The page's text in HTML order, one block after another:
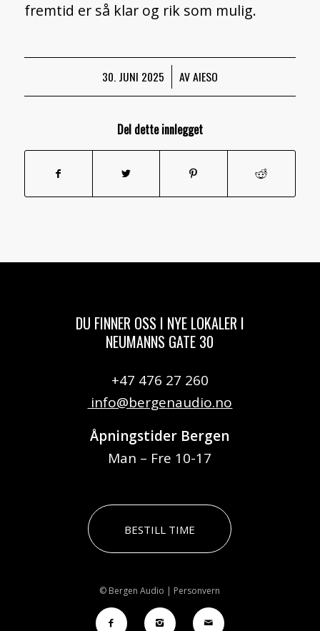
fremtid er så klar og rik som mulig.
30. JUNI 2025
/ AVAIESO
Del dette innlegget
DU FINNER OSS I NYE LOKALER I
NEUMANNS GATE 30
+47 476 27 260
info@bergenaudio.no
Åpningstider Bergen
Man – Fre 10-17
BESTILL TIME
© Bergen Audio | Personvern